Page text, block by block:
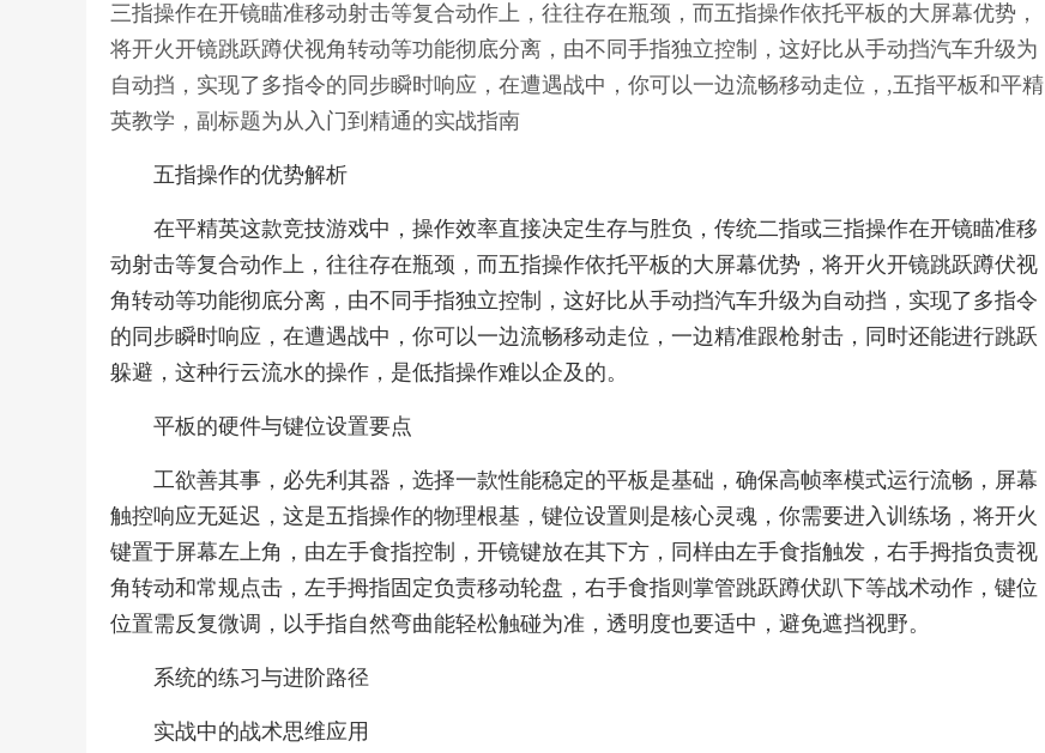
三指操作在开镜瞄准移动射击等复合动作上，往往存在瓶颈，而五指操作依托平板的大屏幕优势，
将开火开镜跳跃蹲伏视角转动等功能彻底分离，由不同手指独立控制，这好比从手动挡汽车升级为
自动挡，实现了多指令的同步瞬时响应，在遭遇战中，你可以一边流畅移动走位，,五指平板和平精
英教学，副标题为从入门到精通的实战指南
五指操作的优势解析
在平精英这款竞技游戏中，操作效率直接决定生存与胜负，传统二指或三指操作在开镜瞄准移
动射击等复合动作上，往往存在瓶颈，而五指操作依托平板的大屏幕优势，将开火开镜跳跃蹲伏视
角转动等功能彻底分离，由不同手指独立控制，这好比从手动挡汽车升级为自动挡，实现了多指令
的同步瞬时响应，在遭遇战中，你可以一边流畅移动走位，一边精准跟枪射击，同时还能进行跳跃
躲避，这种行云流水的操作，是低指操作难以企及的。
平板的硬件与键位设置要点
工欲善其事，必先利其器，选择一款性能稳定的平板是基础，确保高帧率模式运行流畅，屏幕
触控响应无延迟，这是五指操作的物理根基，键位设置则是核心灵魂，你需要进入训练场，将开火
键置于屏幕左上角，由左手食指控制，开镜键放在其下方，同样由左手食指触发，右手拇指负责视
角转动和常规点击，左手拇指固定负责移动轮盘，右手食指则掌管跳跃蹲伏趴下等战术动作，键位
位置需反复微调，以手指自然弯曲能轻松触碰为准，透明度也要适中，避免遮挡视野。
系统的练习与进阶路径
实战中的战术思维应用